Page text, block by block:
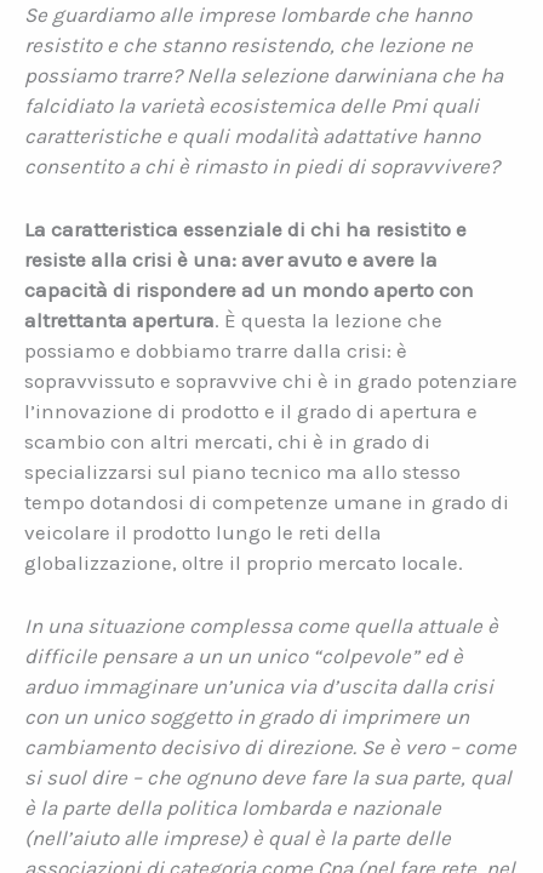
Se guardiamo alle imprese lombarde che hanno
resistito e che stanno resistendo, che lezione ne
possiamo trarre? Nella selezione darwiniana che ha
falcidiato la varietà ecosistemica delle Pmi quali
caratteristiche e quali modalità adattative hanno
consentito a chi è rimasto in piedi di sopravvivere?
La caratteristica essenziale di chi ha resistito e
resiste alla crisi è una: aver avuto e avere la
capacità di rispondere ad un mondo aperto con
altrettanta apertura. È questa la lezione che
possiamo e dobbiamo trarre dalla crisi: è
sopravvissuto e sopravvive chi è in grado potenziare
l’innovazione di prodotto e il grado di apertura e
scambio con altri mercati, chi è in grado di
specializzarsi sul piano tecnico ma allo stesso
tempo dotandosi di competenze umane in grado di
veicolare il prodotto lungo le reti della
globalizzazione, oltre il proprio mercato locale.
In una situazione complessa come quella attuale è
difficile pensare a un un unico “colpevole” ed è
arduo immaginare un’unica via d’uscita dalla crisi
con un unico soggetto in grado di imprimere un
cambiamento decisivo di direzione. Se è vero – come
si suol dire – che ognuno deve fare la sua parte, qual
è la parte della politica lombarda e nazionale
(nell’aiuto alle imprese) è qual è la parte delle